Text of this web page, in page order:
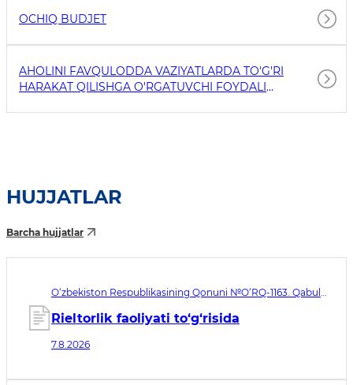
OCHIQ BUDJET
AHOLINI FAVQULODDA VAZIYATLARDA TO'G'RI
HARAKAT QILISHGA O'RGATUVCHI FOYDALI
HUJJATLAR
Barcha hujjatlar
O‘zbekiston Respublikasining Qonuni №O‘RQ-1163. Qabul
Rieltorlik faoliyati to‘g‘risida
7.8.2026